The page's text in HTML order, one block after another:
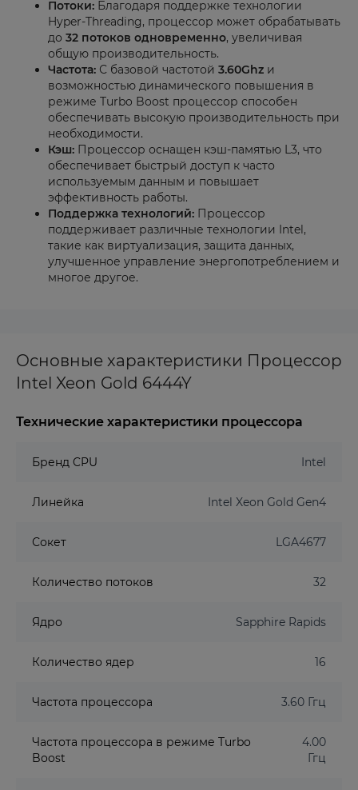
Потоки: Благодаря поддержке технологии
Hyper-Threading, процессор может обрабатывать
до 32 потоков одновременно, увеличивая
общую производительность.
Частота: С базовой частотой 3.60Ghz и
возможностью динамического повышения в
режиме Turbo Boost процессор способен
обеспечивать высокую производительность при
необходимости.
Кэш: Процессор оснащен кэш-памятью L3, что
обеспечивает быстрый доступ к часто
используемым данным и повышает
эффективность работы.
Поддержка технологий: Процессор
поддерживает различные технологии Intel,
такие как виртуализация, защита данных,
улучшенное управление энергопотреблением и
многое другое.
Основные характеристики Процессор
Intel Xeon Gold 6444Y
Технические характеристики процессора
Бренд CPU Intel
Линейка Intel Xeon Gold Gen4
Сокет LGA4677
Количество потоков 32
Ядро Sapphire Rapids
Количество ядер 16
Частота процессора 3.60 Ггц
Частота процессора в режиме Turbo
Boost
4.00
Ггц